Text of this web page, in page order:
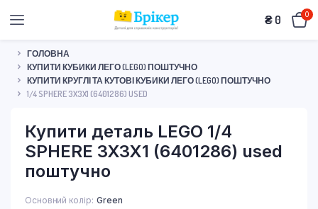
₴ 0 0
ГОЛОВНА
КУПИТИ КУБИКИ ЛЕГО (LEGO) ПОШТУЧНО
КУПИТИ КРУГЛІ ТА КУТОВІ КУБИКИ ЛЕГО (LEGO) ПОШТУЧНО
1/4 SPHERE 3X3X1 (6401286) USED
Купити деталь LEGO 1/4
SPHERE 3X3X1 (6401286) used
поштучно
Основний колір Green